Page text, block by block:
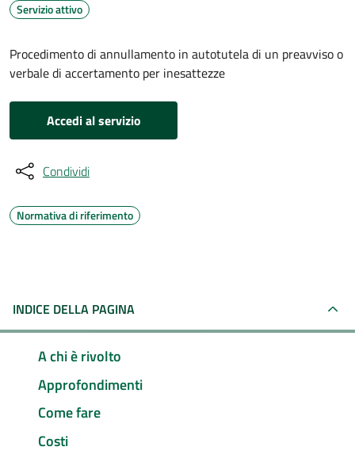
Servizio attivo
Procedimento di annullamento in autotutela di un preavviso o
verbale di accertamento per inesattezze
Accedi al servizio
Condividi
Normativa di riferimento
INDICE DELLA PAGINA
A chi è rivolto
Approfondimenti
Come fare
Costi